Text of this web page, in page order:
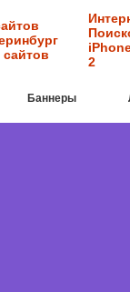
2
Баннеры